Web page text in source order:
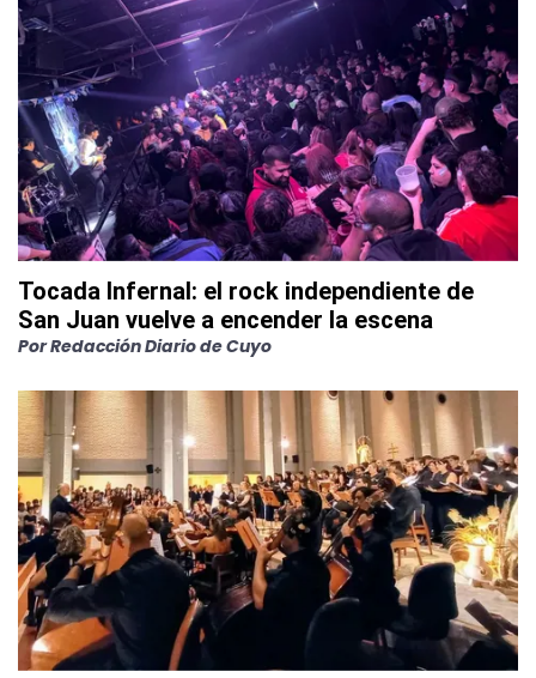
Tocada Infernal: el rock independiente de
San Juan vuelve a encender la escena
PorRedacción Diario de Cuyo